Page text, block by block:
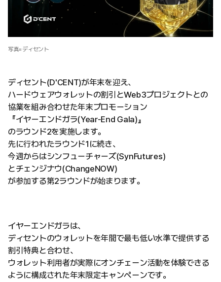
写真=ディセント
ディセント(D'CENT)が年末を迎え、
ハードウェアウォレットの割引とWeb3プロジェクトとの
協業を組み合わせた年末プロモーション
『イヤーエンドガラ(Year-End Gala)』
のラウンド2を実施します。
先に行われたラウンド1に続き、
今週からはシンフューチャーズ(SynFutures)
とチェンジナウ(ChangeNOW)
が参加する第2ラウンドが始まります。
イヤーエンドガラは、
ディセントのウォレットを年間で最も低い水準で提供する
割引特典と合わせ、
ウォレット利用者が実際にオンチェーン活動を体験できる
ように構成された年末限定キャンペーンです。